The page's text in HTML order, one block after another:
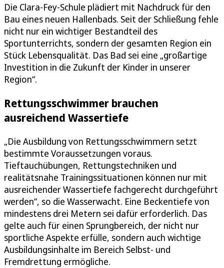
Die Clara-Fey-Schule plädiert mit Nachdruck für den
Bau eines neuen Hallenbads. Seit der Schließung fehle
nicht nur ein wichtiger Bestandteil des
Sportunterrichts, sondern der gesamten Region ein
Stück Lebensqualität. Das Bad sei eine „großartige
Investition in die Zukunft der Kinder in unserer
Region“.
Rettungsschwimmer brauchen
ausreichend Wassertiefe
„Die Ausbildung von Rettungsschwimmern setzt
bestimmte Voraussetzungen voraus.
Tieftauchübungen, Rettungstechniken und
realitätsnahe Trainingssituationen können nur mit
ausreichender Wassertiefe fachgerecht durchgeführt
werden“, so die Wasserwacht. Eine Beckentiefe von
mindestens drei Metern sei dafür erforderlich. Das
gelte auch für einen Sprungbereich, der nicht nur
sportliche Aspekte erfülle, sondern auch wichtige
Ausbildungsinhalte im Bereich Selbst- und
Fremdrettung ermögliche.